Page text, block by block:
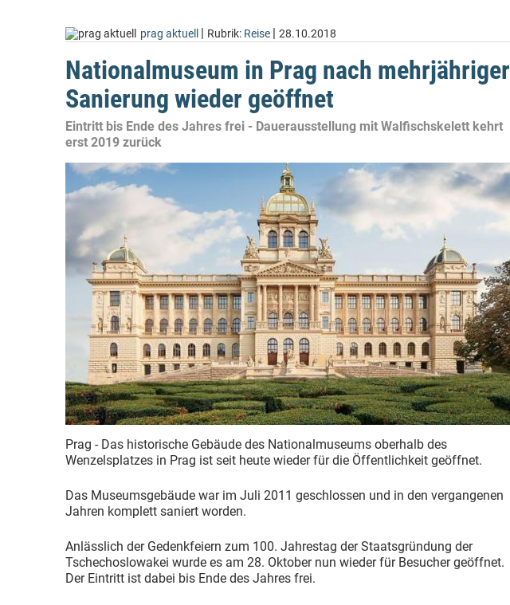
prag aktuell | Rubrik: Reise | 28.10.2018
Nationalmuseum in Prag nach mehrjähriger
Sanierung wieder geöffnet
Eintritt bis Ende des Jahres frei - Dauerausstellung mit Walfischskelett kehrt
erst 2019 zurück
Prag - Das historische Gebäude des Nationalmuseums oberhalb des
Wenzelsplatzes in Prag ist seit heute wieder für die Öffentlichkeit geöffnet.
Das Museumsgebäude war im Juli 2011 geschlossen und in den vergangenen
Jahren komplett saniert worden.
Anlässlich der Gedenkfeiern zum 100. Jahrestag der Staatsgründung der
Tschechoslowakei wurde es am 28. Oktober nun wieder für Besucher geöffnet.
Der Eintritt ist dabei bis Ende des Jahres frei.